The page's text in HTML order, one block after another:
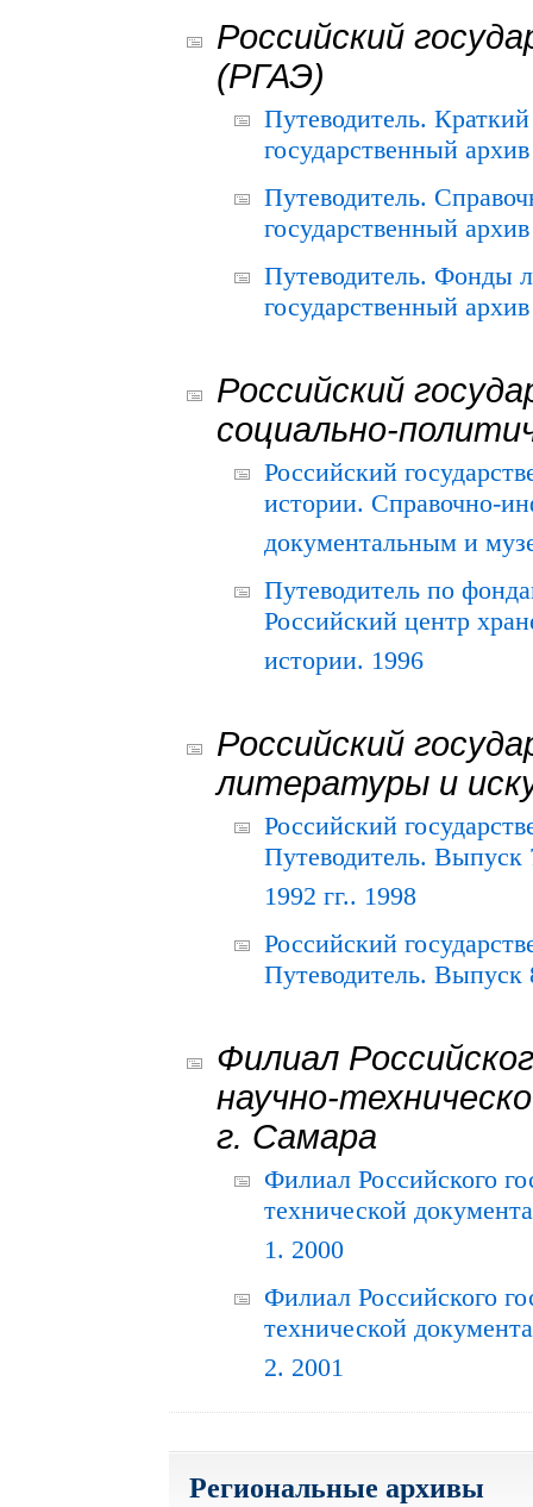
Российский
(РГАЭ)
Путеводитель.
государственный
Путеводитель.
государственный
Путеводитель. Фонды
государственный
Российский
социально-
Российский
истории. Справочно-
документальным и
Путеводитель по
Российский центр
истории. 1996
Российский
литературы и
Российский
Путеводитель.
1992 гг.. 1998
Российский
Путеводитель. Выпуск
Филиал
научно-
г. Самара
Филиал Российского
технической
1. 2000
Филиал Российского
технической
2. 2001
Региональные архивы